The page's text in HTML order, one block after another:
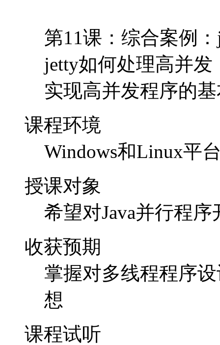
第11课：综合案例
jetty如何处理高并发
实现高并发程序的
课程环境
Windows和Linux平
授课对象
希望对Java并行程
收获预期
掌握对多线程程序
想
课程试听